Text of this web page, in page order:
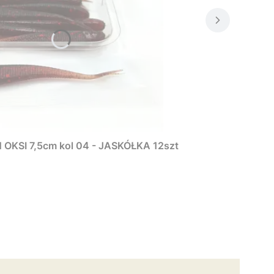
OKSI 7,5cm kol 04 - JASKÓŁKA 12szt